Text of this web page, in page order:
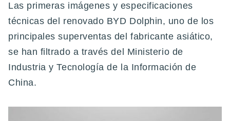
Las primeras imágenes y especificaciones
técnicas del renovado BYD Dolphin, uno de los
principales superventas del fabricante asiático,
se han filtrado a través del Ministerio de
Industria y Tecnología de la Información de
China.